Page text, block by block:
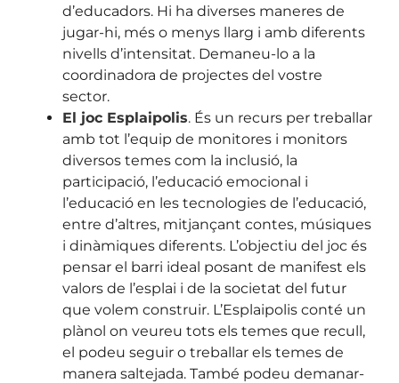
d’educadors. Hi ha diverses maneres de
jugar-hi, més o menys llarg i amb diferents
nivells d’intensitat. Demaneu-lo a la
coordinadora de projectes del vostre
sector.
El joc Esplaipolis. És un recurs per treballar
amb tot l’equip de monitores i monitors
diversos temes com la inclusió, la
participació, l’educació emocional i
l’educació en les tecnologies de l’educació,
entre d’altres, mitjançant contes, músiques
i dinàmiques diferents. L’objectiu del joc és
pensar el barri ideal posant de manifest els
valors de l’esplai i de la societat del futur
que volem construir. L’Esplaipolis conté un
plànol on veureu tots els temes que recull,
el podeu seguir o treballar els temes de
manera saltejada. També podeu demanar-